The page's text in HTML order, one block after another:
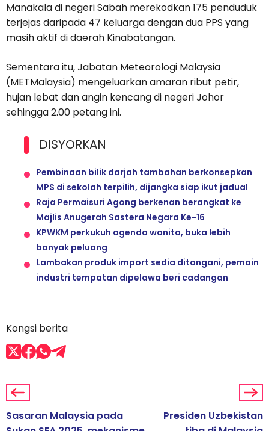
Manakala di negeri Sabah merekodkan 175 penduduk
terjejas daripada 47 keluarga dengan dua PPS yang
masih aktif di daerah Kinabatangan.
Sementara itu, Jabatan Meteorologi Malaysia
(METMalaysia) mengeluarkan amaran ribut petir,
hujan lebat dan angin kencang di negeri Johor
sehingga 2.00 petang ini.
DISYORKAN
Pembinaan bilik darjah tambahan berkonsepkan
MPS di sekolah terpilih, dijangka siap ikut jadual
Raja Permaisuri Agong berkenan berangkat ke
Majlis Anugerah Sastera Negara Ke-16
KPWKM perkukuh agenda wanita, buka lebih
banyak peluang
Lambakan produk import sedia ditangani, pemain
industri tempatan dipelawa beri cadangan
Kongsi berita
Sasaran Malaysia pada
Presiden Uzbekistan